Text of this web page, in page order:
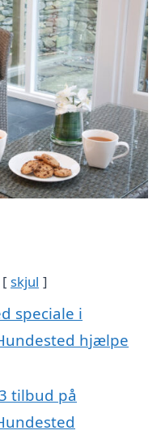
skjul
speciale i
hjælpe
tilbud på